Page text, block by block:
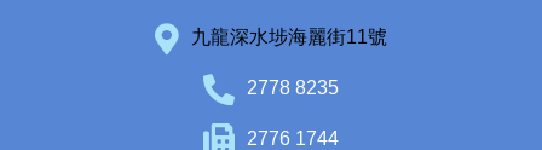
九龍深水埗海麗街11號
2778 8235
2776 1744